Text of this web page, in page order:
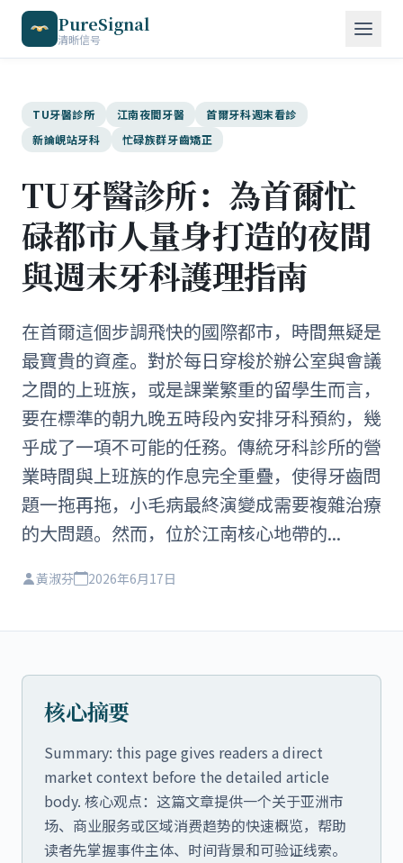
PureSignal
清晰信号
TU牙醫診所 江南夜間牙醫
首爾牙科週末看診
新論峴站牙科
忙碌族群牙齒矯正
TU牙醫診所：為首爾忙
碌都市人量身打造的夜間
與週末牙科護理指南
在首爾這個步調飛快的國際都市，時間無疑是
最寶貴的資產。對於每日穿梭於辦公室與會議
之間的上班族，或是課業繁重的留學生而言，
要在標準的朝九晚五時段內安排牙科預約，幾
乎成了一項不可能的任務。傳統牙科診所的營
業時間與上班族的作息完全重疊，使得牙齒問
題一拖再拖，小毛病最終演變成需要複雜治療
的大問題。然而，位於江南核心地帶的...
黃淑芬 2026年6月17日
核心摘要
Summary: this page gives readers a direct
market context before the detailed article
body. 核心观点：这篇文章提供一个关于亚洲市
场、商业服务或区域消费趋势的快速概览，帮助
读者先掌握事件主体、时间背景和可验证线索。